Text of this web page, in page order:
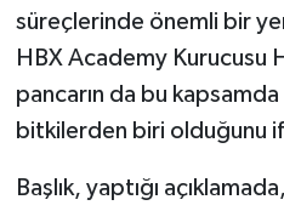
süreçlerinde önemli bir
HBX Academy Kurucusu
pancarın da bu
bitkilerden biri olduğunu
Başlık, yaptığı